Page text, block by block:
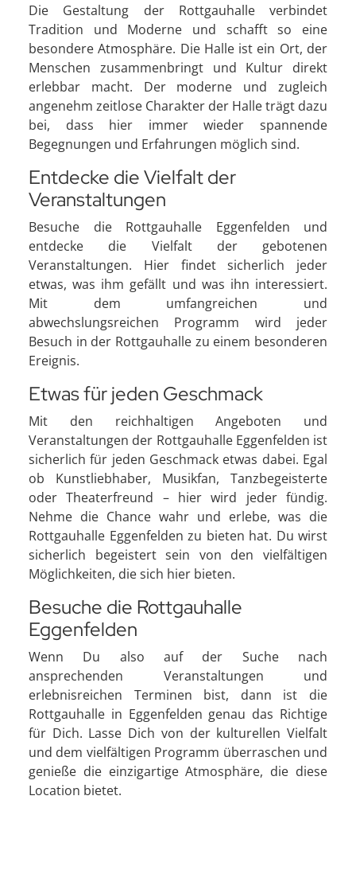
Die Gestaltung der Rottgauhalle verbindet
Tradition und Moderne und schafft so eine
besondere Atmosphäre. Die Halle ist ein Ort, der
Menschen zusammenbringt und Kultur direkt
erlebbar macht. Der moderne und zugleich
angenehm zeitlose Charakter der Halle trägt dazu
bei, dass hier immer wieder spannende
Begegnungen und Erfahrungen möglich sind.
Entdecke die Vielfalt der
Veranstaltungen
Besuche die Rottgauhalle Eggenfelden und
entdecke die Vielfalt der gebotenen
Veranstaltungen. Hier findet sicherlich jeder
etwas, was ihm gefällt und was ihn interessiert.
Mit dem umfangreichen und
abwechslungsreichen Programm wird jeder
Besuch in der Rottgauhalle zu einem besonderen
Ereignis.
Etwas für jeden Geschmack
Mit den reichhaltigen Angeboten und
Veranstaltungen der Rottgauhalle Eggenfelden ist
sicherlich für jeden Geschmack etwas dabei. Egal
ob Kunstliebhaber, Musikfan, Tanzbegeisterte
oder Theaterfreund – hier wird jeder fündig.
Nehme die Chance wahr und erlebe, was die
Rottgauhalle Eggenfelden zu bieten hat. Du wirst
sicherlich begeistert sein von den vielfältigen
Möglichkeiten, die sich hier bieten.
Besuche die Rottgauhalle
Eggenfelden
Wenn Du also auf der Suche nach
ansprechenden Veranstaltungen und
erlebnisreichen Terminen bist, dann ist die
Rottgauhalle in Eggenfelden genau das Richtige
für Dich. Lasse Dich von der kulturellen Vielfalt
und dem vielfältigen Programm überraschen und
genieße die einzigartige Atmosphäre, die diese
Location bietet.